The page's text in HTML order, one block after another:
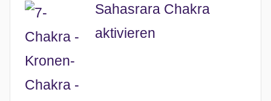
Sahasrara Chakra
aktivieren